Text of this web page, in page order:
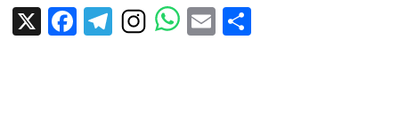
X Facebook
TelegramEmail